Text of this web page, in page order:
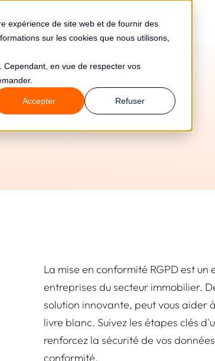
expérience de site web et de fournir des
sur les cookies que nous utilisons,
en vue de respecter vos
Accepter Refuser
Clients Ressources
La mise en conformité RGPD est un
entreprises du secteur immobilier.
solution innovante, peut vous aider
livre blanc. Suivez les étapes clés
renforcez la sécurité de vos
conformité.